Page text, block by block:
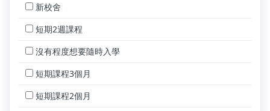
新校舍
短期2週課程
沒有程度想要隨時入學
短期課程3個月
短期課程2個月